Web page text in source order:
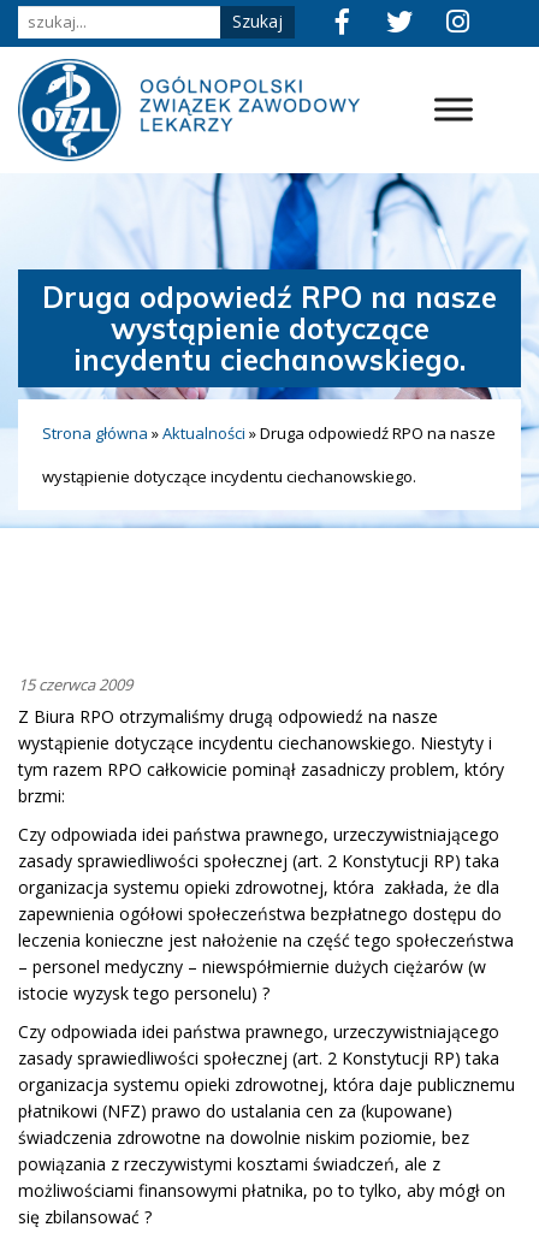
Druga odpowiedź RPO na nasze
wystąpienie dotyczące
incydentu ciechanowskiego.
Strona główna »Aktualności »Druga odpowiedź RPO na nasze
wystąpienie dotyczące incydentu ciechanowskiego.
15 czerwca 2009
Z Biura RPO otrzymaliśmy drugą odpowiedź na nasze
wystąpienie dotyczące incydentu ciechanowskiego. Niestyty i
tym razem RPO całkowicie pominął zasadniczy problem, który
brzmi:
Czy odpowiada idei państwa prawnego, urzeczywistniającego
zasady sprawiedliwości społecznej (art. 2 Konstytucji RP) taka
organizacja systemu opieki zdrowotnej, która zakłada, że dla
zapewnienia ogółowi społeczeństwa bezpłatnego dostępu do
leczenia konieczne jest nałożenie na część tego społeczeństwa
– personel medyczny – niewspółmiernie dużych ciężarów (w
istocie wyzysk tego personelu) ?
Czy odpowiada idei państwa prawnego, urzeczywistniającego
zasady sprawiedliwości społecznej (art. 2 Konstytucji RP) taka
organizacja systemu opieki zdrowotnej, która daje publicznemu
płatnikowi (NFZ) prawo do ustalania cen za (kupowane)
świadczenia zdrowotne na dowolnie niskim poziomie, bez
powiązania z rzeczywistymi kosztami świadczeń, ale z
możliwościami finansowymi płatnika, po to tylko, aby mógł on
się zbilansować ?